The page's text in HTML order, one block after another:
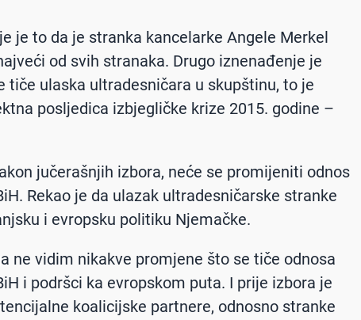
je to da je stranka kancelarke Angele Merkel
od svih stranaka. Drugo iznenađenje je
tiče ulaska ultradesničara u skupštinu, to je
posljedica izbjegličke krize 2015. godine –
jučerašnjih izbora, neće se promijeniti odnos
Rekao je da ulazak ultradesničarske stranke
i evropsku politiku Njemačke.
ne vidim nikakve promjene što se tiče odnosa
i podršci ka evropskom puta. I prije izbora je
koalicijske partnere, odnosno stranke